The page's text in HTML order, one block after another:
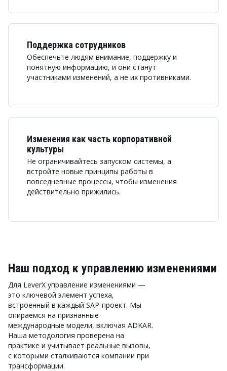
Поддержка сотрудников
Обеспечьте людям внимание, поддержку и
понятную информацию, и они станут
участниками изменений, а не их противниками.
Изменения как часть корпоративной
культуры
Не ограничивайтесь запуском системы, а
встройте новые принципы работы в
повседневные процессы, чтобы изменения
действительно прижились.
Наш подход к управлению изменениями
Для LeverX управление изменениями —
это ключевой элемент успеха,
встроенный в каждый SAP-проект. Мы
опираемся на признанные
международные модели, включая ADKAR.
Наша методология проверена на
практике и учитывает реальные вызовы,
с которыми сталкиваются компании при
трансформации.